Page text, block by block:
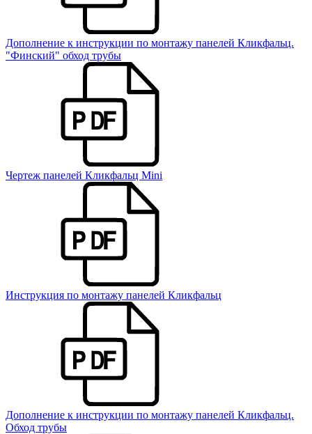
Дополнение к инструкции по монтажу панелей Кликфальц.
"Финский" обход трубы
Чертеж панелей Кликфальц Mini
Инструкция по монтажу панелей Кликфальц
Дополнение к инструкции по монтажу панелей Кликфальц.
Обход трубы